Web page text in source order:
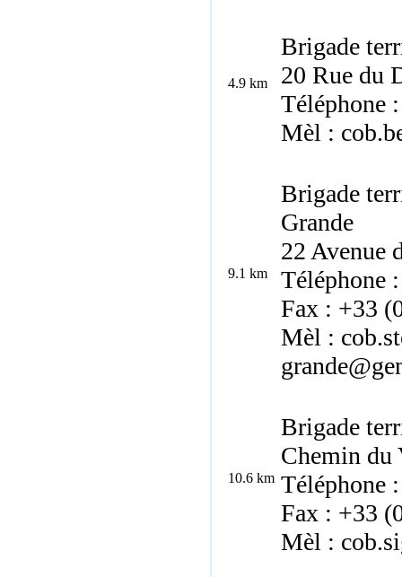
4.9 km
Brigade
20 Rue du
Téléphone
Mèl :
9.1 km
Brigade
Grande
22 Avenue
Téléphone
Fax : +33
Mèl :
10.6 km
Brigade
Chemin du
Téléphone
Fax : +33
Mèl :